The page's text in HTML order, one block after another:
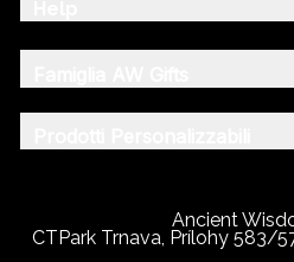
Ancient
CTPark Trnava, Prílohy 583/